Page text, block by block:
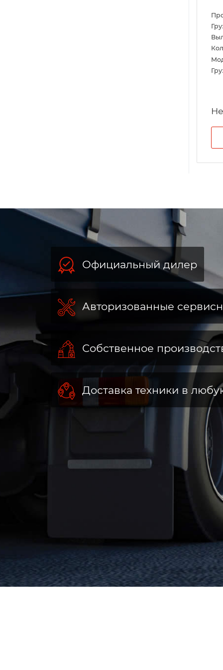
Официальный дилер
Авторизованные
Собственное
Доставка техники в